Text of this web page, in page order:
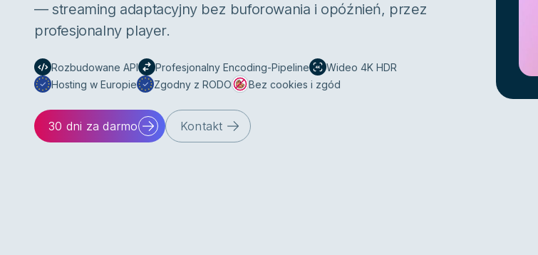
— streaming adaptacyjny bez buforowania i opóźnień, przez
profesjonalny player.
Rozbudowane API Profesjonalny Encoding-Pipeline
Wideo 4K HDR
Hosting w Europie
Zgodny z RODO Bez cookies i zgód
30 dni za darmo Kontakt